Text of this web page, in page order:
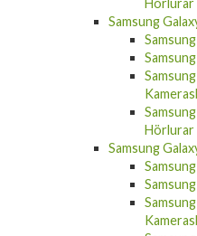
Samsung
Hörlurar
Samsung